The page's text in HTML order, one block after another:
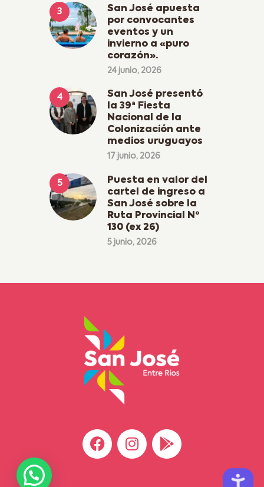
San José apuesta
por convocantes
eventos y un
invierno a «puro
corazón».
24 junio, 2026
San José presentó
la 39ª Fiesta
Nacional de la
Colonización ante
medios uruguayos
17 junio, 2026
Puesta en valor del
cartel de ingreso a
San José sobre la
Ruta Provincial Nº
130 (ex 26)
5 junio, 2026